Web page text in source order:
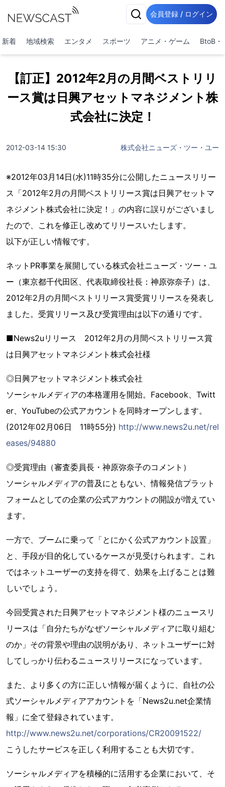
会員登録 / ログイン
新着 地域検索 エンタメ スポーツ アニメ・ゲーム BtoB・
【訂正】2012年2月の月間ベストリリ
ース賞は日興アセットマネジメント株
式会社に決定！
2012-03-14 15:30 株式会社ニューズ・ツー・ユー
※2012年03月14日(水)11時35分に公開したニュースリリー
ス「2012年2月の月間ベストリリース賞は日興アセットマ
ネジメント株式会社に決定！」の内容に誤りがございまし
たので、これを修正し改めてリリースいたします。
以下が正しい情報です。
ネットPR事業を展開している株式会社ニューズ・ツー・ユ
ー（東京都千代田区、代表取締役社長：神原弥奈子）は、
2012年2月の月間ベストリリース賞受賞リリースを発表し
ました。受賞リリース及び受賞理由は以下の通りです。
■News2uリリース 2012年2月の月間ベストリリース賞
は日興アセットマネジメント株式会社様
◎日興アセットマネジメント株式会社
ソーシャルメディアの本格運用を開始。Facebook、Twitt
er、YouTubeの公式アカウントを同時オープンします。
(2012年02月06日 11時55分) http://www.news2u.net/rel
eases/94880
◎受賞理由（審査委員長・神原弥奈子のコメント）
ソーシャルメディアの普及にともない、情報発信プラット
フォームとしての企業の公式アカウントの開設が増えてい
ます。
一方で、ブームに乗って「とにかく公式アカウント設置」
と、手段が目的化しているケースが見受けられます。これ
ではネットユーザーの支持を得て、効果を上げることは難
しいでしょう。
今回受賞された日興アセットマネジメント様のニュースリ
リースは「自分たちがなぜソーシャルメディアに取り組む
のか」その背景や理由の説明があり、ネットユーザーに対
してしっかり伝わるニュースリリースになっています。
また、より多くの方に正しい情報が届くように、自社の公
式ソーシャルメディアアカウントを「News2u.net企業情
報」に全て登録されています。
http://www.news2u.net/corporations/CR20091522/
こうしたサービスを正しく利用することも大切です。
ソーシャルメディアを積極的に活用する企業において、そ